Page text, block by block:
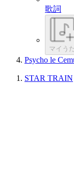
歌詞
マイうた
Psycho le
STAR TRAIN